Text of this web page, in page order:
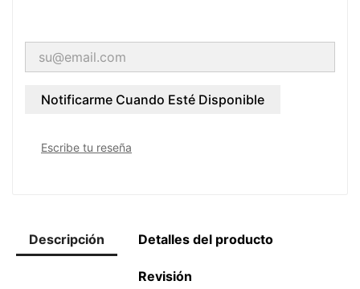
Notificarme Cuando Esté Disponible
Escribe tu reseña
Descripción Detalles del producto
Revisión